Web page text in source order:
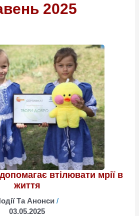
2025
втілювати мрії в
життя
Та Анонси /
03.05.2025